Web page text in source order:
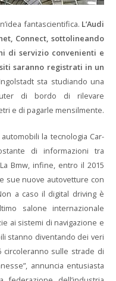
fantascientifica. L’Audi
Connect, sottolineando
di servizio convenienti e
saranno registrati in un
sta studiando una
di bordo di rilevare
e di pagarle mensilmente.
la tecnologia Car-
di informazioni tra
Bmw, infine, entro il 2015
sue nuove autovetture con
a caso il digital driving è
salone internazionale
ai sistemi di navigazione e
stanno diventando dei veri
circoleranno sulle strade di
annuncia entusiasta